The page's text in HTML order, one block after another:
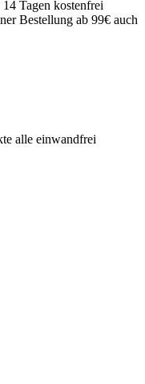
Tagen kostenfrei
Bestellung ab 99€ auch
alle einwandfrei